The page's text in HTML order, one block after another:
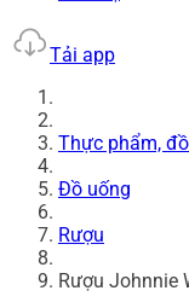
Tải app
Thực phẩm,
Đồ uống
Rượu
Rượu Johnnie